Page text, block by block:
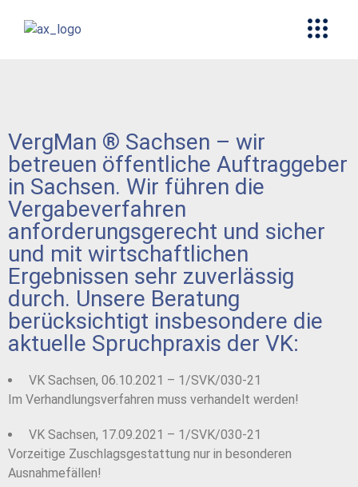
VergMan ® Sachsen – wir
betreuen öffentliche Auftraggeber
in Sachsen. Wir führen die
Vergabeverfahren
anforderungsgerecht und sicher
und mit wirtschaftlichen
Ergebnissen sehr zuverlässig
durch. Unsere Beratung
berücksichtigt insbesondere die
aktuelle Spruchpraxis der VK:
VK Sachsen, 06.10.2021 – 1/SVK/030-21
Im Verhandlungsverfahren muss verhandelt werden!
VK Sachsen, 17.09.2021 – 1/SVK/030-21
Vorzeitige Zuschlagsgestattung nur in besonderen
Ausnahmefällen!